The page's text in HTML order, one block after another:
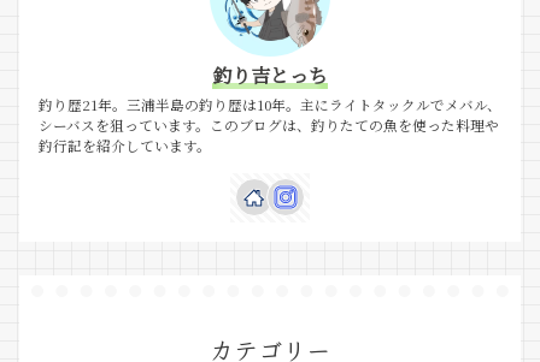
釣り吉とっち
釣り歴21年。三浦半島の釣り歴は10年。主にライトタックルでメバル、
シーバスを狙っています。このブログは、釣りたての魚を使った料理や
釣行記を紹介しています。
カテゴリー